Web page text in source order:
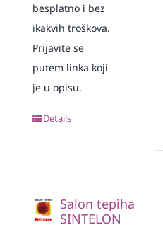
besplatno i bez
ikakvih troškova.
Prijavite se
putem linka koji
je u opisu.
Details
Salon tepiha
SINTELON